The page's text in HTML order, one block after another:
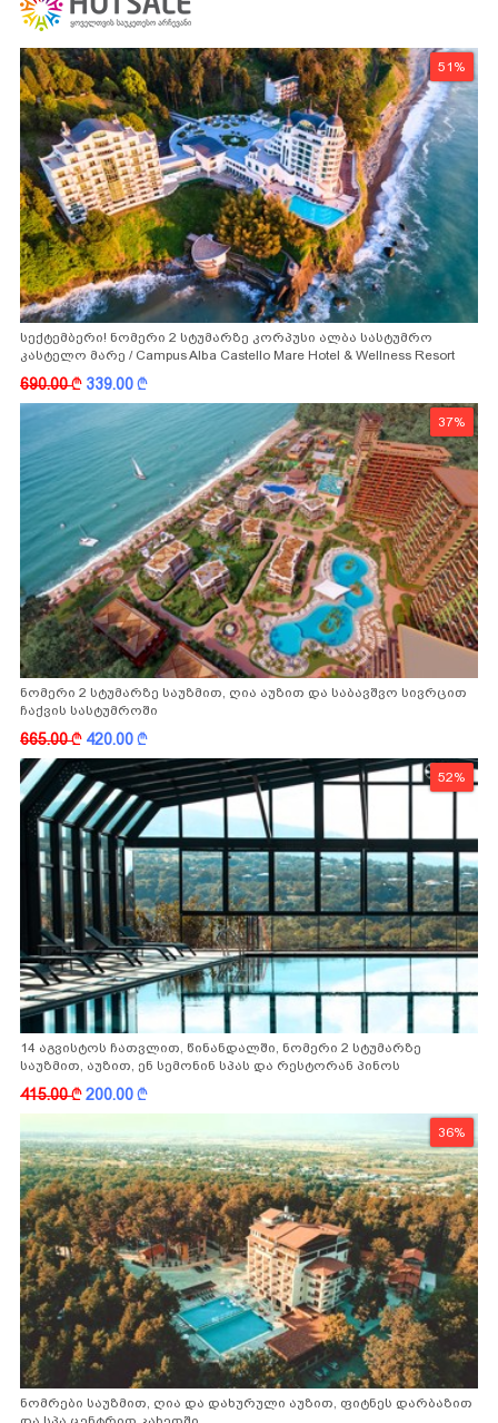
51%
სექტემბერი! ნომერი 2 სტუმარზე კორპუსი ალბა სასტუმრო
კასტელო მარე / Campus Alba Castello Mare Hotel & Wellness Resort
690.00k 339.00k
37%
ნომერი 2 სტუმარზე საუზმით, ღია აუზით და საბავშვო სივრცით
ჩაქვის სასტუმროში
665.00k 420.00k
52%
14 აგვისტოს ჩათვლით, წინანდალში, ნომერი 2 სტუმარზე
საუზმით, აუზით, ენ სემონინ სპას და რესტორან პინოს
ფასდაკლებით
415.00k200.00k
36%
ნომრები საუზმით, ღია და დახურული აუზით, ფიტნეს დარბაზით